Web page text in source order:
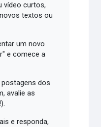
vídeo curtos,
textos ou
um novo
e comece a
dos
avalie as
e responda,